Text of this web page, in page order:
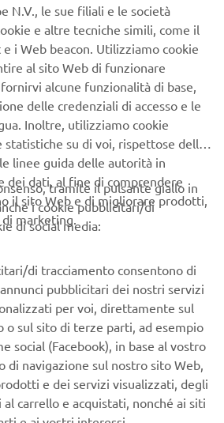
bicilindrica, Roderick è riuscito a
dalla personalità originale. "Son of
di Numbnut Motorcycles,
bobber giapponese» commenta
Coordinator di Yamaha Motor
più velocità in rettilineo,
allungato il telaio, rinunciando a
con l'eccezione del motore
Una serie di pezzi unici, creati
l’eccezionale carattere
prese d'aria, sella e serbatoio su
l'occhio al fratello spirituale:
di TW Steel. Lo scarico Nozem
ringhiosa colonna sonora, mentre i
in carbonio Dymag riducono il
di conseguenza anche la
N.V., le sue filiali e le società
e altre tecniche simili, come il
i Web beacon. Utilizziamo cookie
al sito Web di funzionare
alcune funzionalità di base,
delle credenziali di accesso e le
Inoltre, utilizziamo cookie
statistiche su di voi, rispettose della
linee guida delle autorità in
dei dati, al fine di comprendere
il sito Web e di migliorare prodotti,
marketing.
tramite il pulsante giallo in
i cookie pubblicitari/di
di social media:
di tracciamento consentono di
pubblicitari dei nostri servizi
per voi, direttamente sul
o sul sito di terze parti, ad esempio
social (Facebook), in base al vostro
di navigazione sul nostro sito Web,
e dei servizi visualizzati, degli
carrello e acquistati, nonché ai siti